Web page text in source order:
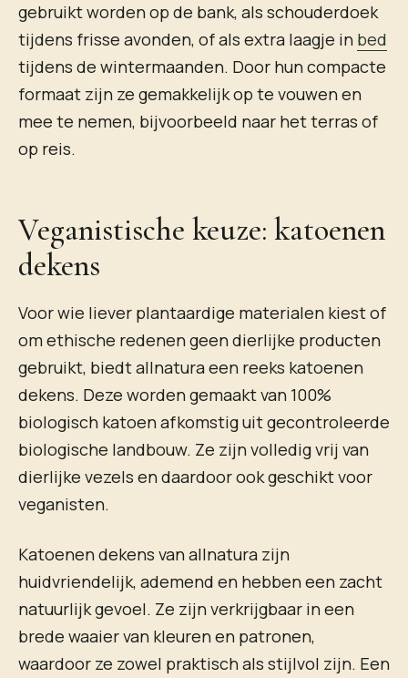
gebruikt worden op de bank, als schouderdoek
tijdens frisse avonden, of als extra laagje in bed
tijdens de wintermaanden. Door hun compacte
formaat zijn ze gemakkelijk op te vouwen en
mee te nemen, bijvoorbeeld naar het terras of
op reis.
Veganistische keuze: katoenen
dekens
Voor wie liever plantaardige materialen kiest of
om ethische redenen geen dierlijke producten
gebruikt, biedt allnatura een reeks katoenen
dekens. Deze worden gemaakt van 100%
biologisch katoen afkomstig uit gecontroleerde
biologische landbouw. Ze zijn volledig vrij van
dierlijke vezels en daardoor ook geschikt voor
veganisten.
Katoenen dekens van allnatura zijn
huidvriendelijk, ademend en hebben een zacht
natuurlijk gevoel. Ze zijn verkrijgbaar in een
brede waaier van kleuren en patronen,
waardoor ze zowel praktisch als stijlvol zijn. Een